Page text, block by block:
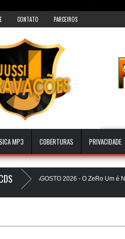
CONTATO PARCEIROS
MP3 COBERTURAS PRIVACIDADE
- AGOSTO 2026 - O ZeRo Um é
- JUSSIGRAVACOES.com